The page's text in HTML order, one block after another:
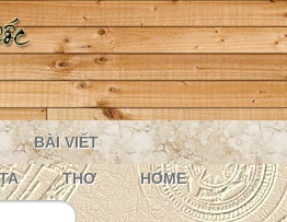
BÀI VIẾT
THƠ HOME